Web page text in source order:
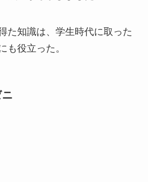
た知識は、学生時代に取った
も役立った。